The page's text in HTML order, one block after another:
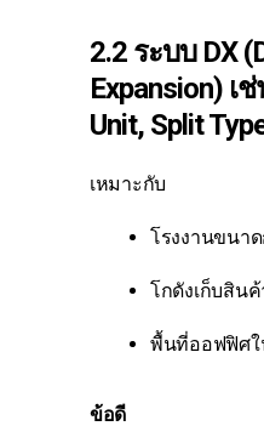
2.2 ระบบ DX
Expansion) เ
Unit, Split
เหมาะกับ
โรงงานขนา
โกดังเก็บสินค้
พื้นที่ออฟฟิศใ
ข้อดี